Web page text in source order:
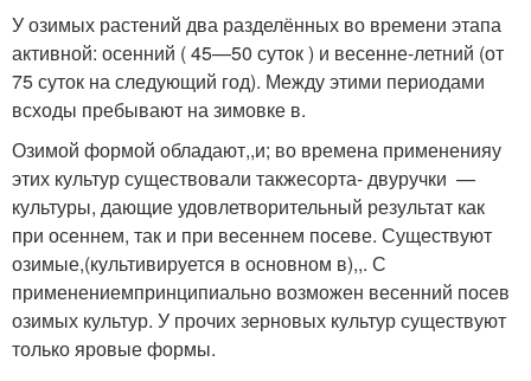
У озимых растений два разделённых во времени этапа
активной: осенний ( 45—50 суток ) и весенне-летний (от
75 суток на следующий год). Между этими периодами
всходы пребывают на зимовке в.
Озимой формой обладают,,и; во времена примененияу
этих культур существовали такжесорта- двуручки —
культуры, дающие удовлетворительный результат как
при осеннем, так и при весеннем посеве. Существуют
озимые,(культивируется в основном в),,. С
применениемпринципиально возможен весенний посев
озимых культур. У прочих зерновых культур существуют
только яровые формы.